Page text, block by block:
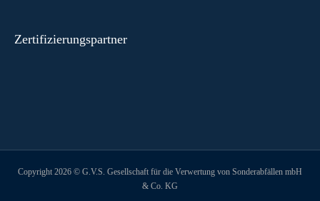
Zertifizierungspartner
Copyright 2026 © G.V.S. Gesellschaft für die Verwertung von Sonderabfällen mbH
& Co. KG